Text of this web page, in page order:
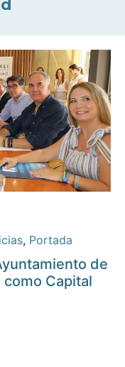
, Portada
de
Capital